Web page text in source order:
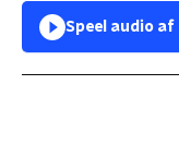
Speel audio af